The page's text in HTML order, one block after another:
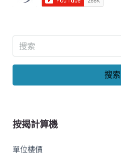
搜索
按揭計算機
單位樓價